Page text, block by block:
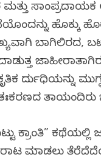
ಮತ್ತು
ಹೊಕ್ಕು
ಬಾಗಿಲಿರದ,
ದುರ್ವಿಧಿಯನ್ನು
ತಾಯಂದಿರು
ಕ್ರಾಂತಿ”
ಮಾಡಲು